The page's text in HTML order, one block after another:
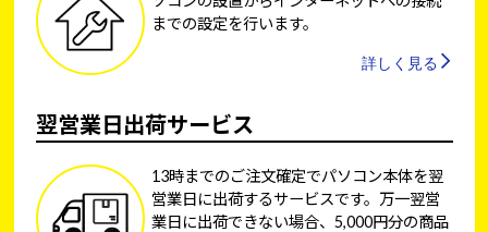
までの設定を行います。
詳しく見る
翌営業日出荷サービス
13時までのご注文確定でパソコン本体を翌
営業日に出荷するサービスです。万一翌営
業日に出荷できない場合、5,000円分の商品